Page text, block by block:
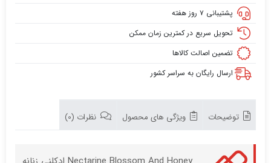
پشتیبانی ۷ روز هفته
تحویل سریع در کمترین زمان ممکن
تضمین اصالت کالاها
ارسال رایگان به سراسر کشور
توضیحات ویژگی های محصول نظرات (0)